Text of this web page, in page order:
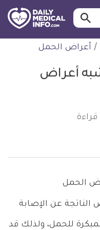
طبية
ابحث…
/ أعراض الحمل
أعراض
قراءة
الناتجة عن الإصابة
للحمل، ولذلك قد